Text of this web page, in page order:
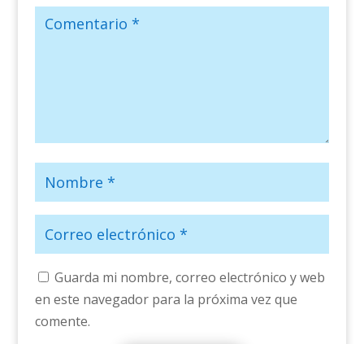
Guarda mi nombre, correo electrónico y web
en este navegador para la próxima vez que
comente.